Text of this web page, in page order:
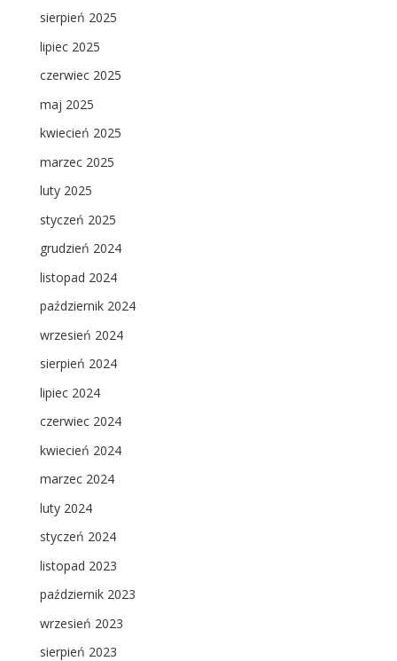
sierpień 2025
lipiec 2025
czerwiec 2025
maj 2025
kwiecień 2025
marzec 2025
luty 2025
styczeń 2025
grudzień 2024
listopad 2024
październik 2024
wrzesień 2024
sierpień 2024
lipiec 2024
czerwiec 2024
kwiecień 2024
marzec 2024
luty 2024
styczeń 2024
listopad 2023
październik 2023
wrzesień 2023
sierpień 2023